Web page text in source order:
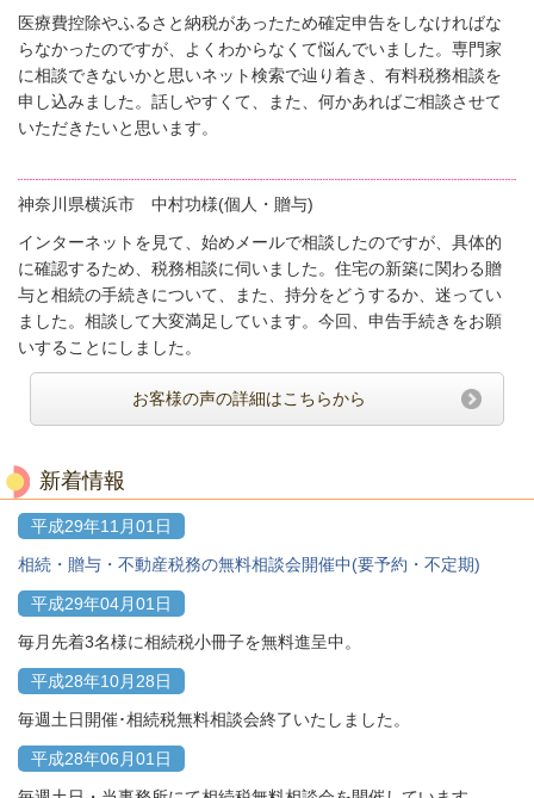
医療費控除やふるさと納税があったため確定申告をしなければな
らなかったのですが、よくわからなくて悩んでいました。専門家
に相談できないかと思いネット検索で辿り着き、有料税務相談を
申し込みました。話しやすくて、また、何かあればご相談させて
いただきたいと思います。
神奈川県横浜市 中村功様(個人・贈与)
インターネットを見て、始めメールで相談したのですが、具体的
に確認するため、税務相談に伺いました。住宅の新築に関わる贈
与と相続の手続きについて、また、持分をどうするか、迷ってい
ました。相談して大変満足しています。今回、申告手続きをお願
いすることにしました。
お客様の声の詳細はこちらから
新着情報
平成29年11月01日
相続・贈与・不動産税務の無料相談会開催中(要予約・不定期)
平成29年04月01日
毎月先着3名様に相続税小冊子を無料進呈中。
平成28年10月28日
毎週土日開催･相続税無料相談会終了いたしました。
平成28年06月01日